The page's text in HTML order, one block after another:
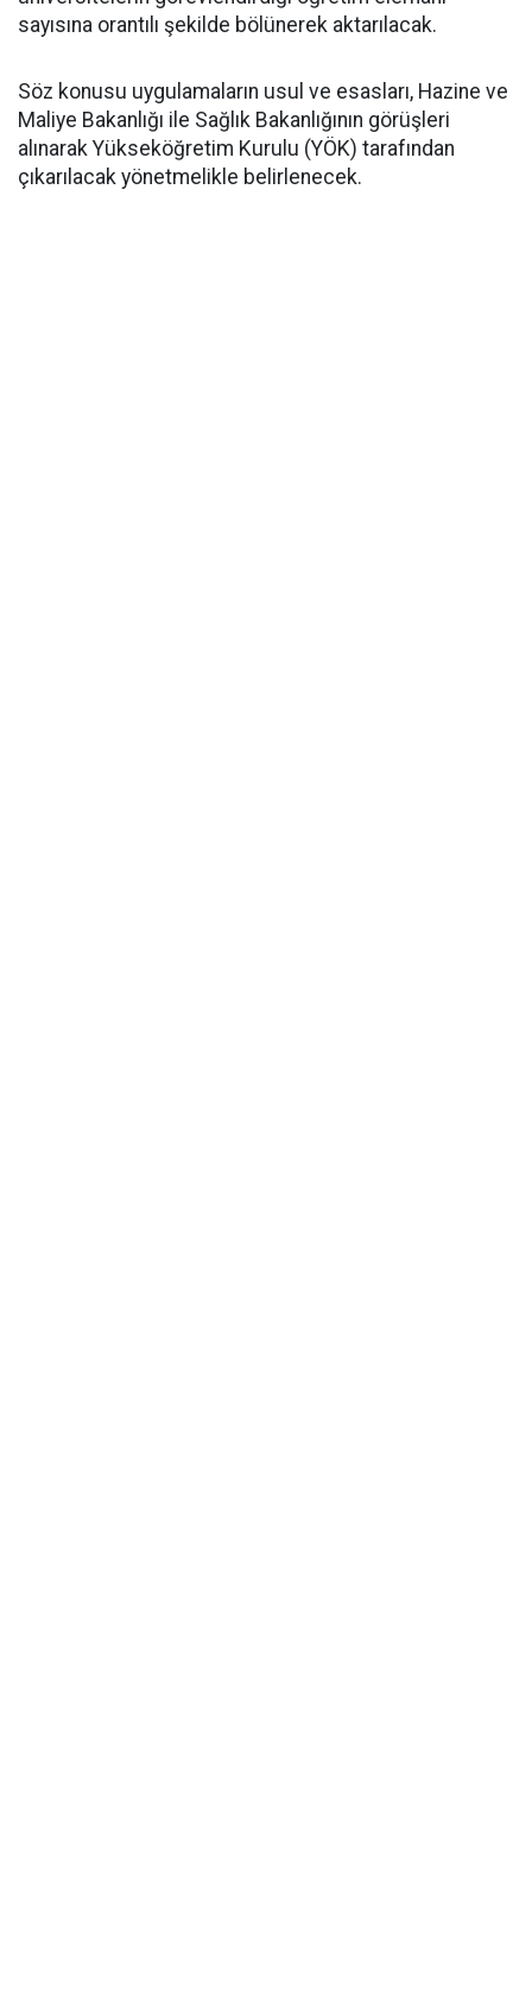
sayısına orantılı şekilde bölünerek aktarılacak.
​Söz konusu uygulamaların usul ve esasları, Hazine ve
Maliye Bakanlığı ile Sağlık Bakanlığının görüşleri
alınarak Yükseköğretim Kurulu (YÖK) tarafından
çıkarılacak yönetmelikle belirlenecek.